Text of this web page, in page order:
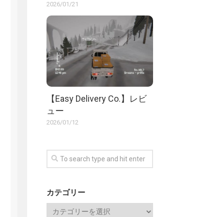
2026/01/21
【Easy Delivery Co.】レビ
ュー
2026/01/12
カテゴリー